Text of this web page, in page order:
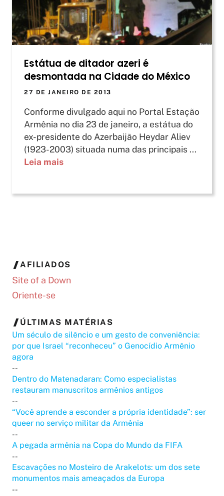
Estátua de ditador azeri é
desmontada na Cidade do México
27 DE JANEIRO DE 2013
Conforme divulgado aqui no Portal Estação
Armênia no dia 23 de janeiro, a estátua do
ex-presidente do Azerbaijão Heydar Aliev
(1923-2003) situada numa das principais ...
Leia mais
AFILIADOS
Site of a Down
Oriente-se
ÚLTIMAS MATÉRIAS
Um século de silêncio e um gesto de conveniência:
por que Israel “reconheceu” o Genocídio Armênio
agora
--
Dentro do Matenadaran: Como especialistas
restauram manuscritos armênios antigos
--
“Você aprende a esconder a própria identidade”: ser
queer no serviço militar da Armênia
--
A pegada armênia na Copa do Mundo da FIFA
--
Escavações no Mosteiro de Arakelots: um dos sete
monumentos mais ameaçados da Europa
--